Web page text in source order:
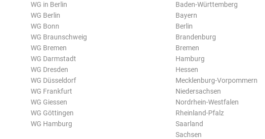
WG in Berlin
WG Berlin
WG Bonn
WG Braunschweig
WG Bremen
WG Darmstadt
WG Dresden
WG Düsseldorf
WG Frankfurt
WG Giessen
WG Göttingen
WG Hamburg
Baden-Württemberg
Bayern
Berlin
Brandenburg
Bremen
Hamburg
Hessen
Mecklenburg-Vorpommern
Niedersachsen
Nordrhein-Westfalen
Rheinland-Pfalz
Saarland
Sachsen